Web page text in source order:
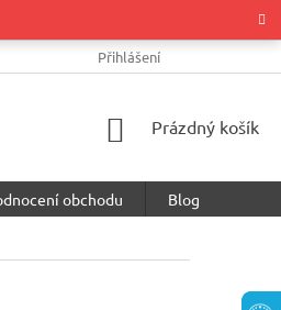
PODMÍNKY OCHRANY OSOBNÍCH
Přihlášení
NÁKUPNÍ
Prázdný košík
obchodu
Blog